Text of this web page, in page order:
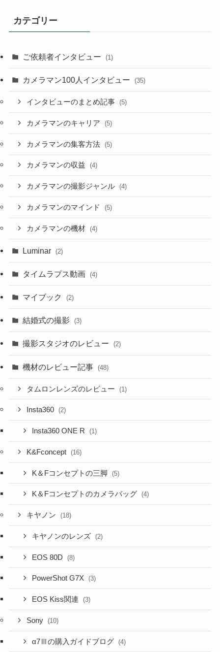
カテゴリー
ご依頼者インタビュー (1)
カメラマン100人インタビュー (35)
インタビューのまとめ記事 (5)
カメラマンのキャリア (5)
カメラマンの集客方法 (5)
カメラマンの収益 (4)
カメラマンの撮影ジャンル (4)
カメラマンのマインド (5)
カメラマンの機材 (4)
Luminar (2)
タイムラプス動画 (4)
マイブック (2)
結婚式の撮影 (3)
撮影スタジオのレビュー (2)
機材のレビュー記事 (48)
タムロンレンズのレビュー (1)
Insta360 (2)
Insta360 ONE R (1)
K&Fconcept (16)
K＆Fコンセプトの三脚 (5)
K＆Fコンセプトのカメラバッグ (4)
キヤノン (18)
キヤノンのレンズ (2)
EOS 80D (8)
PowerShot G7X (3)
EOS Kiss関連 (3)
Sony (10)
α7Ⅲの購入ガイドブログ (4)